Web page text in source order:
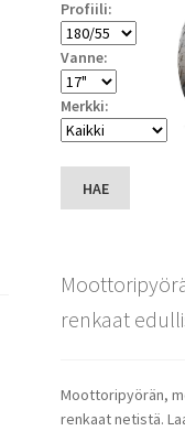
Profiili:
Vanne:
Merkki:
HAE
renkaat
Moottoripyörän,
renkaat netistä.